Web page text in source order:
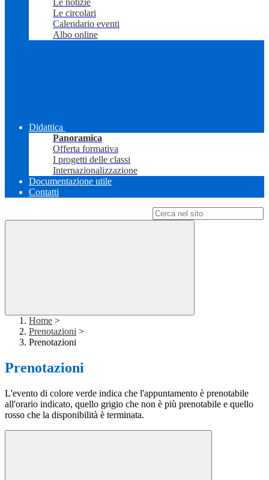
Le notizie
Le circolari
Calendario eventi
Albo online
Didattica
Panoramica
Offerta formativa
I progetti delle classi
Internazionalizzazione
Documentazione utile
Contatti
Home >
Prenotazioni >
Prenotazioni
Prenotazioni
L'evento di colore verde indica che l'appuntamento è prenotabile
all'orario indicato, quello grigio che non è più prenotabile e quello
rosso che la disponibilità è terminata.